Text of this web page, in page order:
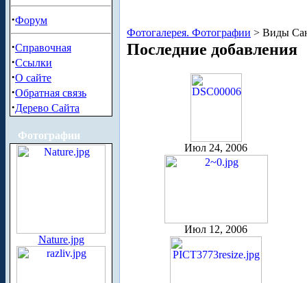
·Форум
·Справочная
·Ссылки
·О сайте
·Обратная связь
·Дерево Сайта
Фотографии
Nature.jpg
Фотогалерея. Фотографии > Виды
Последние добавления
Июл 24, 2006
Июл 12, 2006